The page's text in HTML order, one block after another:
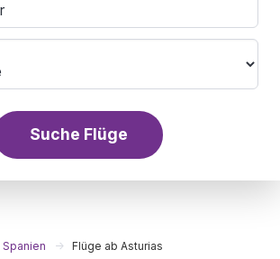
Suche Flüge
Flüge ab Asturias